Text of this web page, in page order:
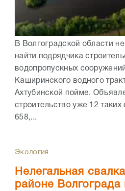
В Волгоградской области
найти подрядчика
водопропускных
Каширинского водного
Ахтубинской пойме.
строительство уже 12
658,...
Экология
Нелегальная
районе Волгограда